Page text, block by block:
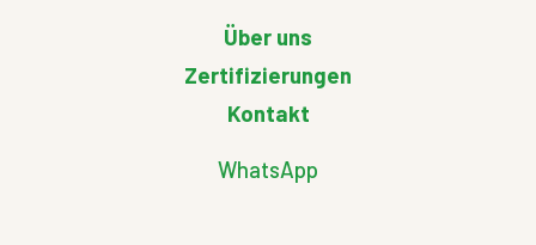
Über uns
Zertifizierungen
Kontakt
WhatsApp